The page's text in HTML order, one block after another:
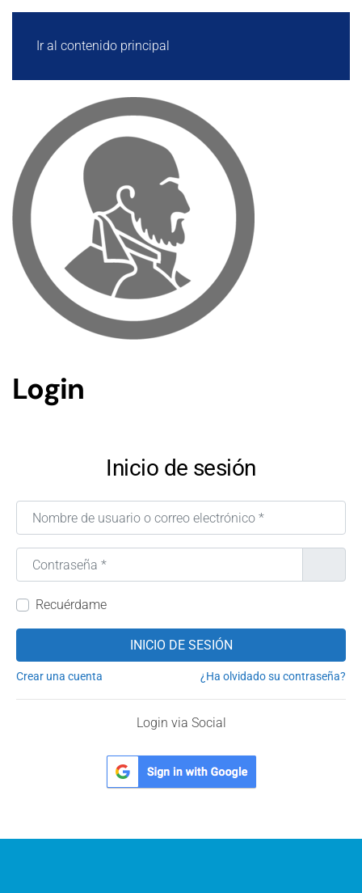
Ir al contenido principal
Login
Inicio de sesión
Nombre de usuario o correo electrónico
Contraseña *
Recuérdame
INICIO DE SESIÓN
Crear una cuenta ¿Ha olvidado su contraseña?
Login via Social